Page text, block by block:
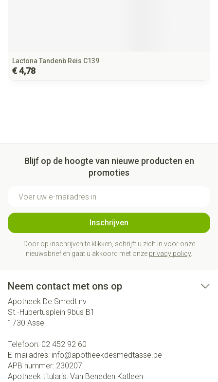
Lactona Tandenb Reis C139
€ 4,78
Blijf op de hoogte van nieuwe producten en
promoties
Inschrijven
Door op inschrijven te klikken, schrijft u zich in voor onze
nieuwsbrief en gaat u akkoord met onze privacy policy.
Neem contact met ons op
Apotheek De Smedt nv
St.-Hubertusplein 9bus B1
1730 Asse
Telefoon: 02 452 92 60
E-mailadres: info@apotheekdesmedtasse.be
APB nummer: 230207
Apotheek titularis: Van Beneden Katleen